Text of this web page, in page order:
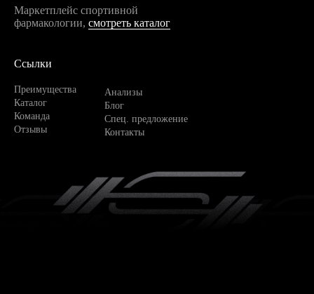
Маркетплейс спортивной
фармакологии, смотреть каталог
Ссылки
Преимущества
Каталог
Команда
Отзывы
Анализы
Блог
Спец. предложение
Контакты